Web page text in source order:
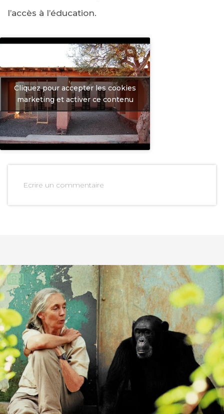
l’accès à l’éducation.
Cliquez pour accepter les cookies
marketing et activer ce contenu
Ecrire un commentaire